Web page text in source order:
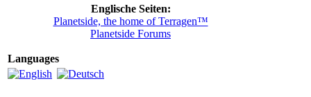
Englische Seiten:
Planetside, the home of Terragen™
Planetside Forums
Languages